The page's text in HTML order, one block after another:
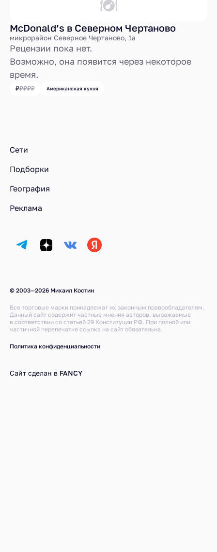
McDonald’s в Северном Чертаново
микрорайон Северное Чертаново, 1а
Рецензии пока нет.
Возможно, она появится через некоторое
время.
Американская кухня
© 2003—2026 Михаил Костин
Все торговые марки принадлежат их законным правообладателям.
Данный сайт содержит частные мнения авторов, выражаемые
в соответствии со статьей 29 Конституции РФ. При полной или
частичной перепечатке ссылка на сайт обязательна.
Политика конфиденциальности
Сети
Подборки
География
Реклама
Сайт сделан в FANCY